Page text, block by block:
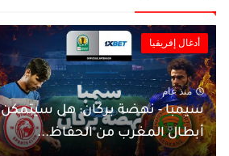
أدغال إفريقيا
منذ عام
سيمبا - نهضة بركان: هل سيتمكن
أبطال المغرب من الحفاظ...